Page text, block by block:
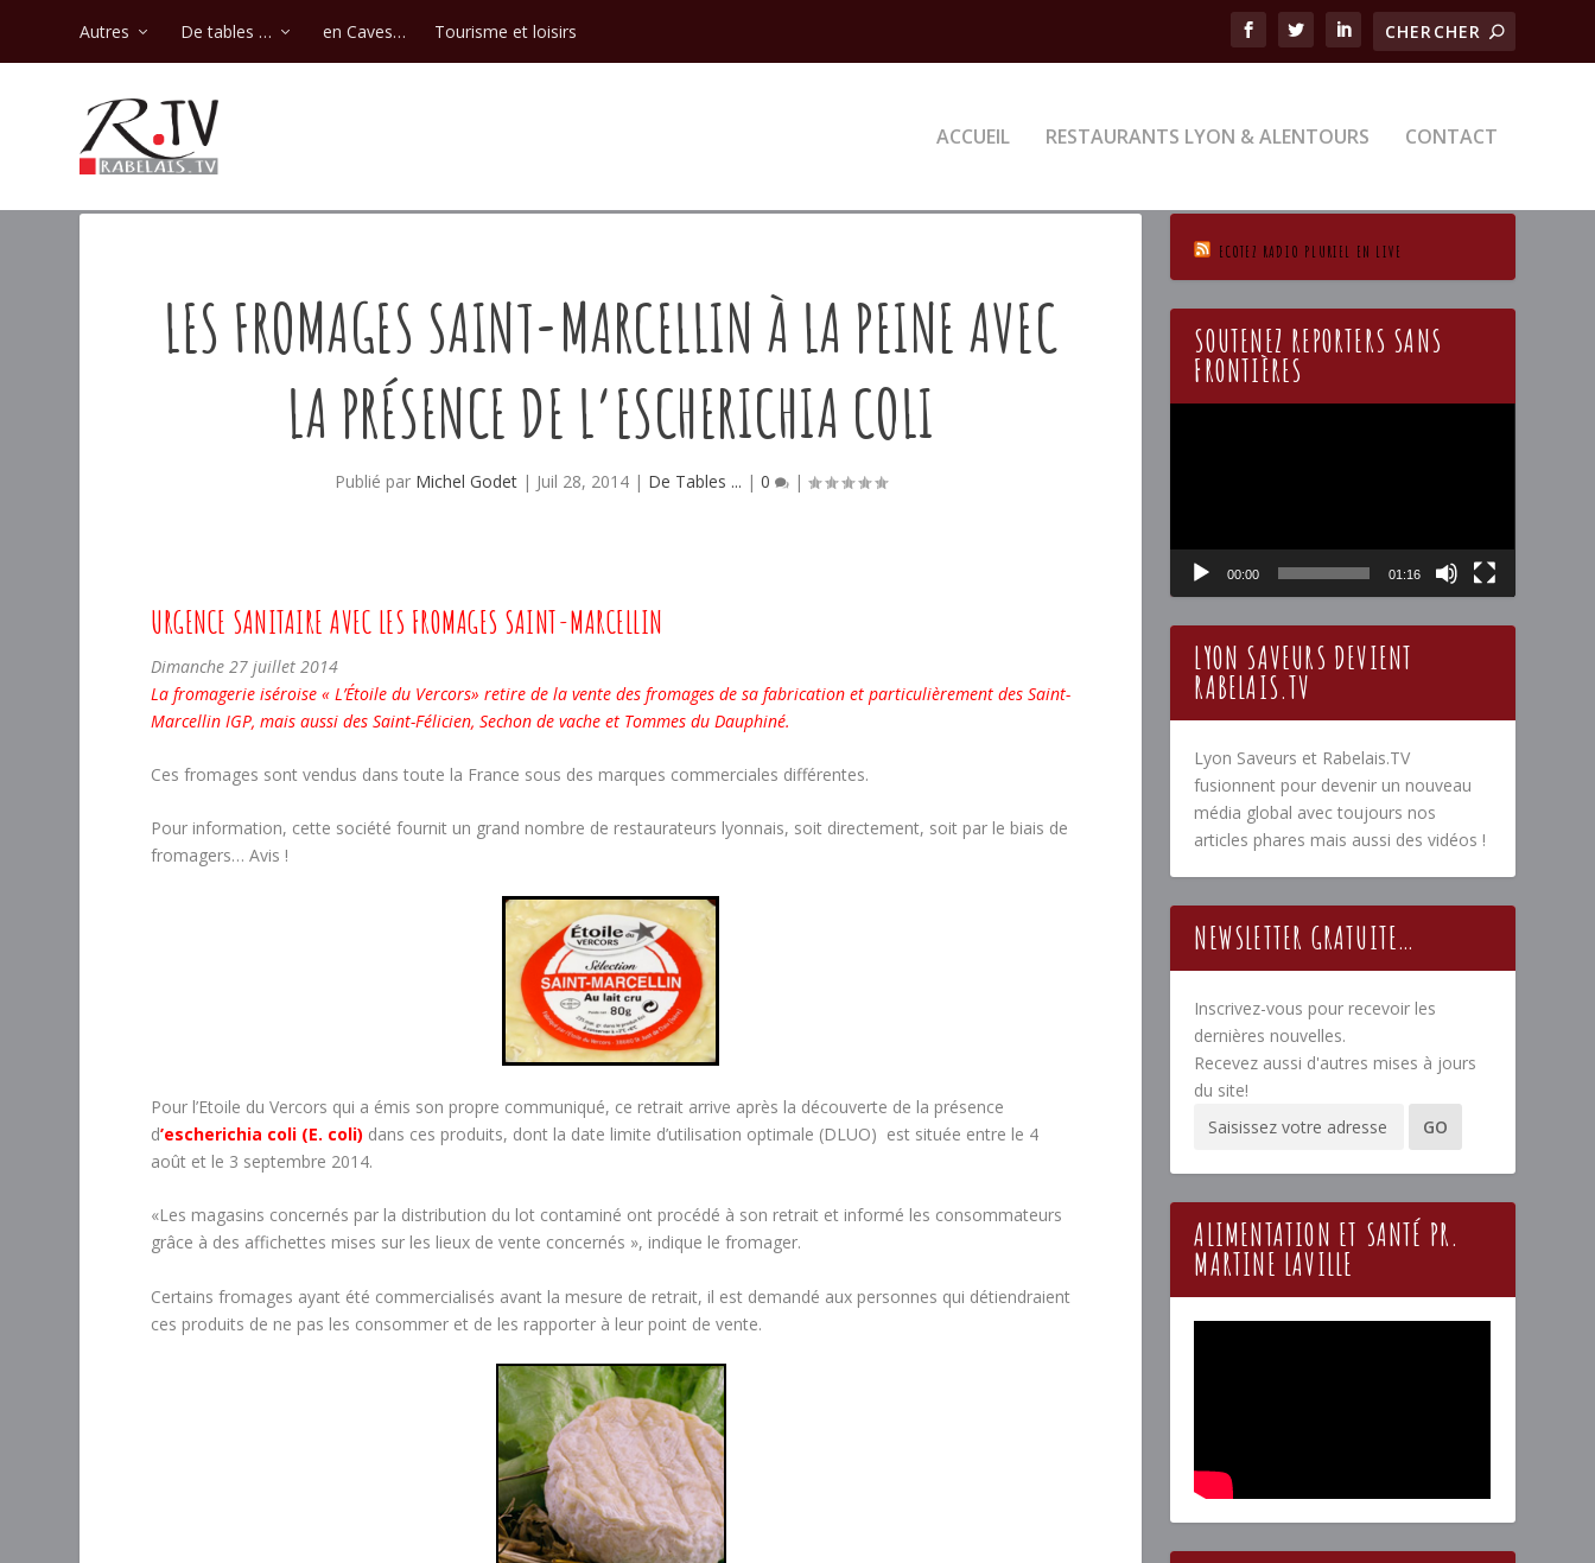
Autres De tables … en Caves… Tourisme et loisirs
ACCUEIL RESTAURANTS LYON & ALENTOURS CONTACT
LES FROMAGES SAINT-MARCELLIN À LA PEINE AVEC
LA PRÉSENCE DE L’ESCHERICHIA COLI
Publié par Michel Godet | Juil 28, 2014 | De Tables ... |0 |
URGENCE SANITAIRE AVEC LES FROMAGES SAINT-MARCELLIN
Dimanche 27 juillet 2014
La fromagerie iséroise « L’Étoile du Vercors» retire de la vente des fromages de sa fabrication et particulièrement des Saint-
Marcellin IGP, mais aussi des Saint-Félicien, Sechon de vache et Tommes du Dauphiné.
Ces fromages sont vendus dans toute la France sous des marques commerciales différentes.
Pour information, cette société fournit un grand nombre de restaurateurs lyonnais, soit directement, soit par le biais de
fromagers… Avis !
Pour l’Etoile du Vercors qui a émis son propre communiqué, ce retrait arrive après la découverte de la présence
d’escherichia coli (E. coli) dans ces produits, dont la date limite d’utilisation optimale (DLUO) est située entre le 4
août et le 3 septembre 2014.
«Les magasins concernés par la distribution du lot contaminé ont procédé à son retrait et informé les consommateurs
grâce à des affichettes mises sur les lieux de vente concernés », indique le fromager.
Certains fromages ayant été commercialisés avant la mesure de retrait, il est demandé aux personnes qui détiendraient
ces produits de ne pas les consommer et de les rapporter à leur point de vente.
ECOTEZ RADIO PLURIEL EN LIVE
SOUTENEZ REPORTERS SANS
FRONTIÈRES
00:00 01:16
LYON SAVEURS DEVIENT
RABELAIS.TV
Lyon Saveurs et Rabelais.TV
fusionnent pour devenir un nouveau
média global avec toujours nos
articles phares mais aussi des vidéos !
NEWSLETTER GRATUITE…
Inscrivez-vous pour recevoir les
dernières nouvelles.
Recevez aussi d'autres mises à jours
du site!
ALIMENTATION ET SANTÉ PR.
MARTINE LAVILLE